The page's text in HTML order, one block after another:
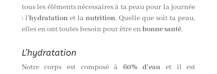
tous les éléments nécessaires à ta peau pour la journée
: l’hydratationet la nutrition. Quelle que soit ta peau,
elles en ont toutes besoin pour être enbonne santé.
L’hydratation
Notre corps est composé à 60% d’eau et il est